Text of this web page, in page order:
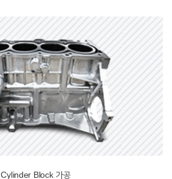
Cylinder Block 가공